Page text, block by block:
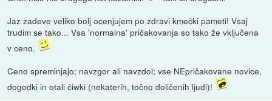
Jaz zadeve veliko bolj ocenjujem po zdravi kmečki pameti! Vsaj
trudim se tako... Vsa 'normalna' pričakovanja so tako že vključena
v ceno.
Ceno spreminjajo; navzgor ali navzdol; vse NEpričakovane novice,
dogodki in otali čiwki (nekaterih, točno doličenih ljudi)!